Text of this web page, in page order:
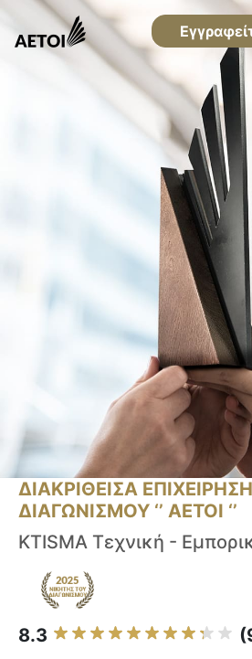
ΔΙΑΚΡΙΘΕΙΣΑ
ΔΙΑΓΩΝΙΣΜΟΥ ‘’ ΑΕΤΟΙ ‘’
KTISMA Τεχνική -
8.3